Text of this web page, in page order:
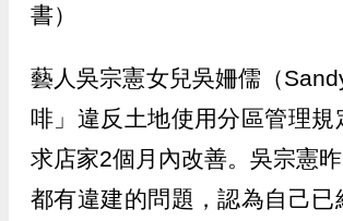
書）
藝人吳宗憲女兒吳姍儒（
啡」違反土地使用分區管理
求店家2個月內改善。吳宗憲
都有違建的問題，認為自己